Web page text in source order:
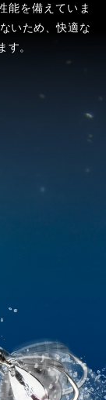
能を備えていま
いため、快適な
す。